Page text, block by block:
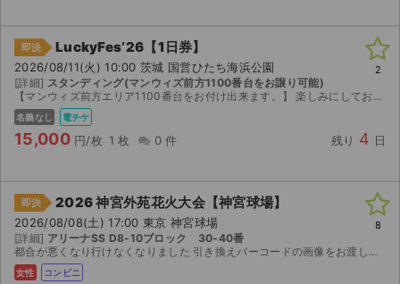
即決 LuckyFes’26【1日券】
2026/08/11(火) 10:00 茨城 国営ひたち海浜公園
[詳細] スタンディング(マンウィズ前方1100番台をお譲り可能)
【マンウィズ前方エリア1100番台をお付け出来ます。】 楽しみにしておりましたが、身内の問題で行けなくなり出品いたします。 ローチケで購入しました。ローチケアプリでのお譲りになります。(前方エ...
名義なし 電チケ
15,000 円/枚 1 枚 0 件 残り 4 日
2
即決 2026 神宮外苑花火大会【神宮球場】
2026/08/08(土) 17:00 東京 神宮球場
[詳細] アリーナSS D8-10ブロック 30-40番
都合が悪くなり行けなくなりました 引き換えバーコードの画像をお渡ししますので、セブンイレブンで紙チケに引き換えお願いしますmm
女性 コンビニ
8